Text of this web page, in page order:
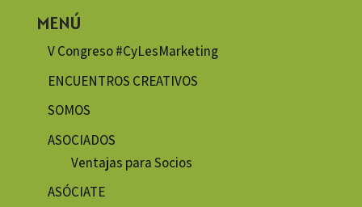
MENÚ
V Congreso #CyLesMarketing
ENCUENTROS CREATIVOS
SOMOS
ASOCIADOS
Ventajas para Socios
ASÓCIATE